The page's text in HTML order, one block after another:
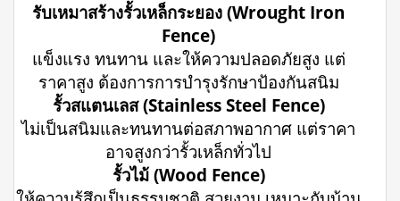
รับเหมาสร้างรั้วเหล็กระยอง (Wrought Iron
Fence)
แข็งแรง ทนทาน และให้ความปลอดภัยสูง แต่
ราคาสูง ต้องการการบำรุงรักษาป้องกันสนิม
รั้วสแตนเลส (Stainless Steel Fence)
ไม่เป็นสนิมและทนทานต่อสภาพอากาศ แต่ราคา
อาจสูงกว่ารั้วเหล็กทั่วไป
รั้วไม้ (Wood Fence)